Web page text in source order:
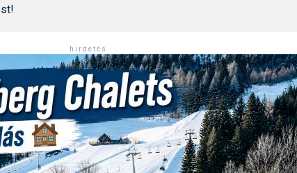
h i r d e t é s